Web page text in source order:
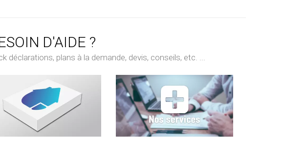
D'AIDE ?
déclarations, plans à la demande, devis, conseils, etc. ...